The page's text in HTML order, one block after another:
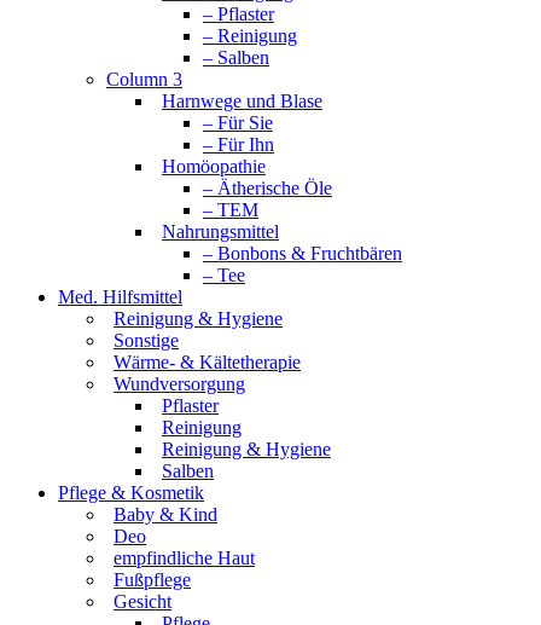
– Pflaster
– Reinigung
– Salben
Column 3
Harnwege und Blase
– Für Sie
– Für Ihn
Homöopathie
– Ätherische Öle
– TEM
Nahrungsmittel
– Bonbons & Fruchtbären
– Tee
Med. Hilfsmittel
Reinigung & Hygiene
Sonstige
Wärme- & Kältetherapie
Wundversorgung
Pflaster
Reinigung
Reinigung & Hygiene
Salben
Pflege & Kosmetik
Baby & Kind
Deo
empfindliche Haut
Fußpflege
Gesicht